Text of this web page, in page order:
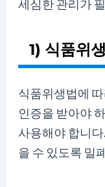
세심한 관리가
1) 식품위
식품위생법에
인증을 받아야
사용해야 합니
을 수 있도록 밀